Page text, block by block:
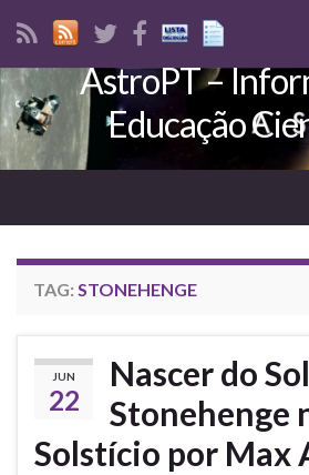
Search for:
AstroPT –
Educação
TAG: STONEHENGE
JUN
22
Nascer do
Stonehenge
Solstício por Max